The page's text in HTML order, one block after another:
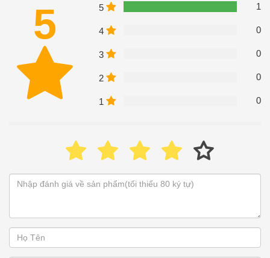
5 5 1
4 0
3 0
2 0
1 0